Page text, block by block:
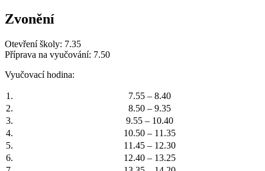
Zvonění
Otevření školy: 7.35
Příprava na vyučování: 7.50
Vyučovací hodina:
1.
7.55 – 8.40
2.
8.50 – 9.35
3.
9.55 – 10.40
4.
10.50 – 11.35
5.
11.45 – 12.30
6.
12.40 – 13.25